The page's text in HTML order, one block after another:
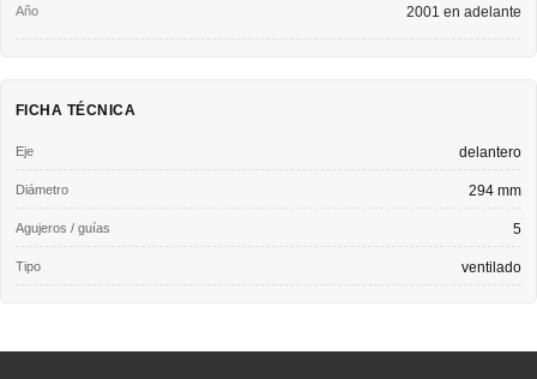
2001 en adelante
FICHA TÉCNICA
Eje delantero
Diámetro 294 mm
Agujeros / guías 5
Tipo ventilado